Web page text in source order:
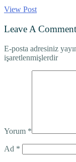
View Post
Leave A Comment
E-posta adresiniz
işaretlenmişlerdir
Yorum *
Ad *